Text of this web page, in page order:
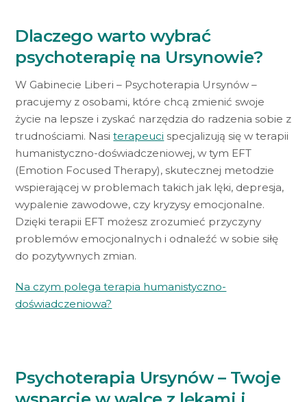
Dlaczego warto wybrać
psychoterapię na Ursynowie?
W Gabinecie Liberi – Psychoterapia Ursynów –
pracujemy z osobami, które chcą zmienić swoje
życie na lepsze i zyskać narzędzia do radzenia sobie z
trudnościami. Nasiterapeuci specjalizują się w terapii
humanistyczno-doświadczeniowej, w tym EFT
(Emotion Focused Therapy), skutecznej metodzie
wspierającej w problemach takich jak lęki, depresja,
wypalenie zawodowe, czy kryzysy emocjonalne.
Dzięki terapii EFT możesz zrozumieć przyczyny
problemów emocjonalnych i odnaleźć w sobie siłę
do pozytywnych zmian.
Na czym polega terapia humanistyczno-
doświadczeniowa?
Psychoterapia Ursynów – Twoje